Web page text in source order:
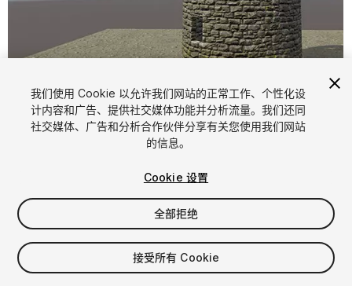
1/8
FREE
in the past week
我们使用 Cookie 以允许我们网站的正常工作、个性化设
计内容和广告、提供社交媒体功能并分析流量。我们还同
社交媒体、广告和分析合作伙伴分享有关您使用我们网站
的信息。
Cookie 设置
全部拒绝
接受所有 Cookie